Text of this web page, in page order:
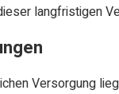
langfristigen
Versorgung